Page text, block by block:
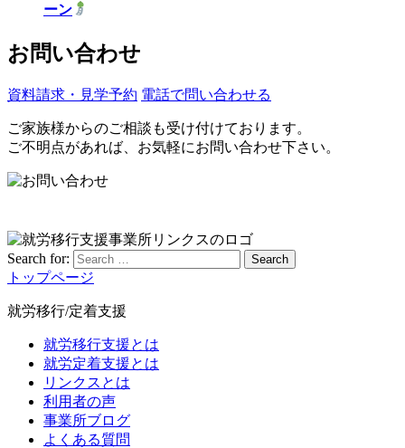
ーン
お問い合わせ
資料請求・見学予約 電話で問い合わせる
ご家族様からのご相談も受け付けております。
ご不明点があれば、お気軽にお問い合わせ下さい。
Search for: Search
トップページ
就労移行/定着支援
就労移行支援とは
就労定着支援とは
リンクスとは
利用者の声
事業所ブログ
よくある質問